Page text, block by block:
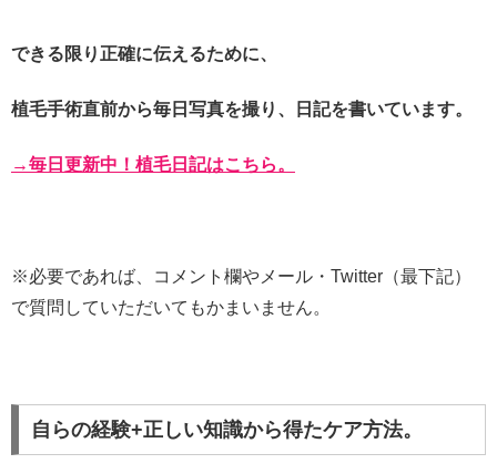
できる限り正確に伝えるために、
植毛手術直前から毎日写真を撮り、日記を書いています。
→毎日更新中！植毛日記はこちら。
※必要であれば、コメント欄やメール・Twitter（最下記）
で質問していただいてもかまいません。
自らの経験+正しい知識から得たケア方法。